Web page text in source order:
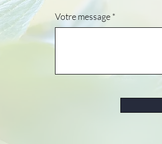
Votre message